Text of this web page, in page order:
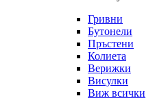
Гривни
Бутонели
Пръстени
Колиета
Верижки
Висулки
Виж всички